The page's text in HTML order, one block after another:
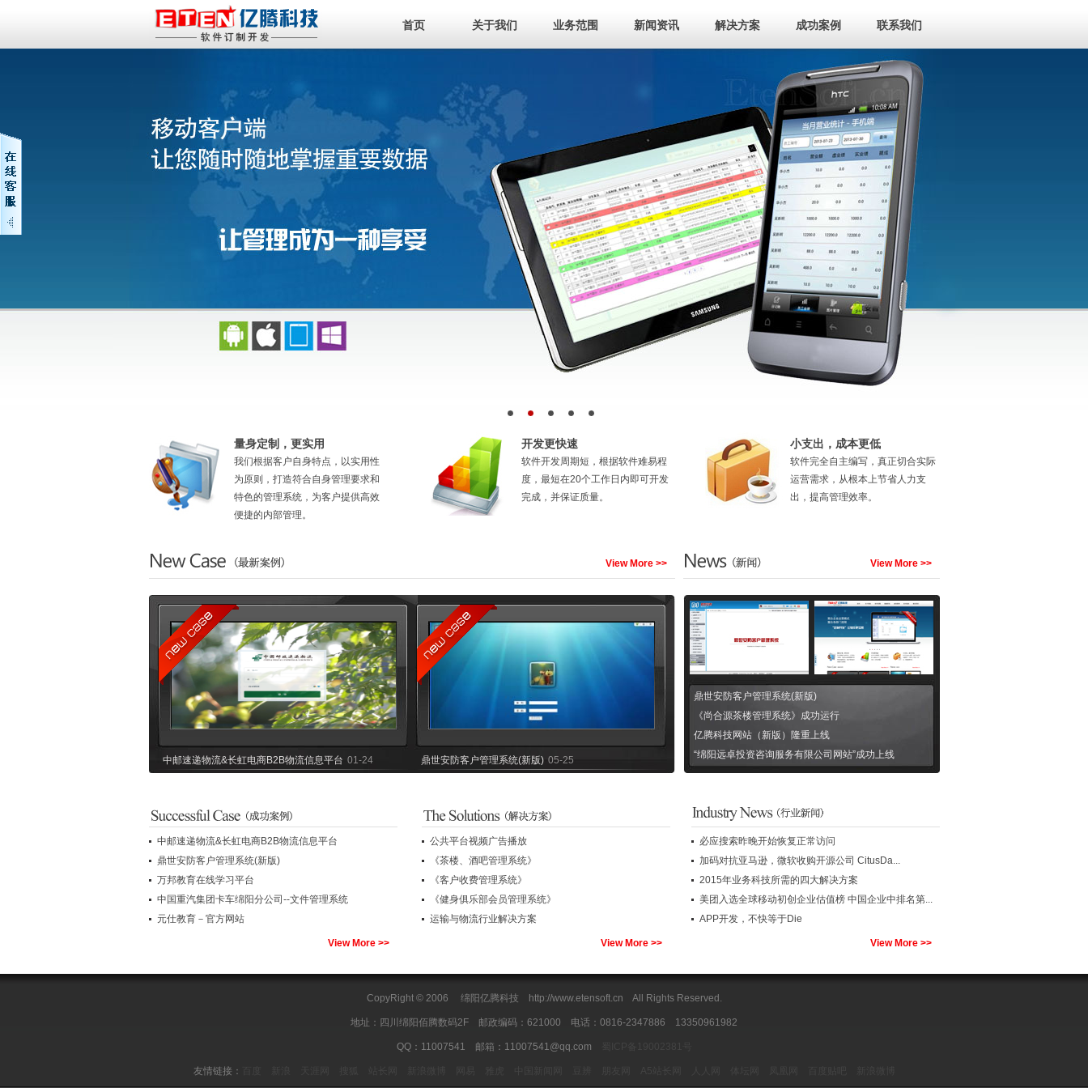
首页 关于我们 业务范围 新闻资讯 解决方案 成功案例 联系我们
量身定制，更实用
我们根据客户自身特点，以实用性
为原则，打造符合自身管理要求和
特色的管理系统，为客户提供高效
便捷的内部管理。
开发更快速
软件开发周期短，根据软件难易程
度，最短在20个工作日内即可开发
完成，并保证质量。
小支出，成本更低
软件完全自主编写，真正切合实际
运营需求，从根本上节省人力支
出，提高管理效率。
View More >>
中邮速递物流&长虹电商B2B物流信息平台 01-24 鼎世安防客户管理系统(新版) 05-25
万邦教育在线学习平台 中国重汽集团卡车绵阳分公司--文件管理系统
View More >>
鼎世安防客户管理系统(新版)
《尚合源茶楼管理系统》成功运行
亿腾科技网站（新版）隆重上线
“绵阳远卓投资咨询服务有限公司网站”成功上线
中邮速递物流&长虹电商B2B物流信息平台
鼎世安防客户管理系统(新版)
万邦教育在线学习平台
中国重汽集团卡车绵阳分公司--文件管理系统
元仕教育－官方网站
View More >>
公共平台视频广告播放
《茶楼、酒吧管理系统》
《客户收费管理系统》
《健身俱乐部会员管理系统》
运输与物流行业解决方案
View More >>
必应搜索昨晚开始恢复正常访问
加码对抗亚马逊，微软收购开源公司 CitusDa...
2015年业务科技所需的四大解决方案
美团入选全球移动初创企业估值榜 中国企业中排名第...
APP开发，不快等于Die
View More >>
CopyRight © 2006 绵阳亿腾科技 http://www.etensoft.cn All Rights Reserved.
地址：四川绵阳佰腾数码2F 邮政编码：621000 电话：0816-2347886 13350961982
QQ：11007541 邮箱：11007541@qq.com
友情链接：